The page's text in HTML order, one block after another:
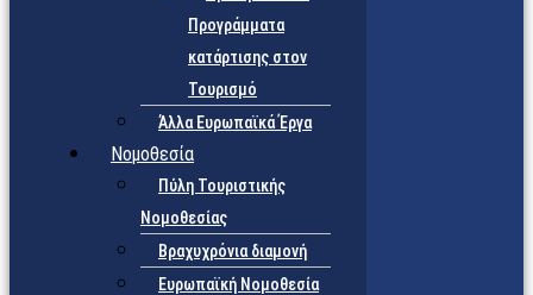
Προγράμματα
κατάρτισης στον
Τουρισμό
Άλλα Ευρωπαϊκά Έργα
Νομοθεσία
Πύλη Τουριστικής
Νομοθεσίας
Βραχυχρόνια διαμονή
Ευρωπαϊκή Νομοθεσία